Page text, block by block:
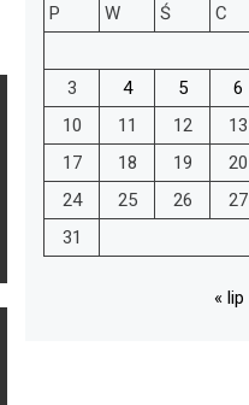
P
W Ś C
3
4 5 6
10
11 12 13
17
18 19 20
24
25 26 27
31
« lip